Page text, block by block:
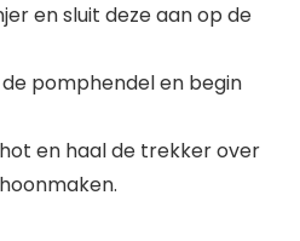
en sluit deze aan op de
pomphendel en begin
en haal de trekker over